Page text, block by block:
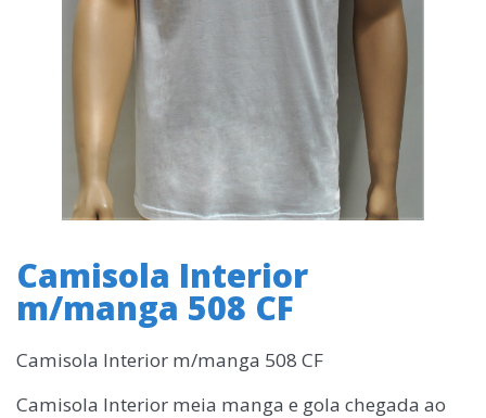
Camisola Interior
m/manga 508 CF
Camisola Interior m/manga 508 CF
Camisola Interior meia manga e gola chegada ao